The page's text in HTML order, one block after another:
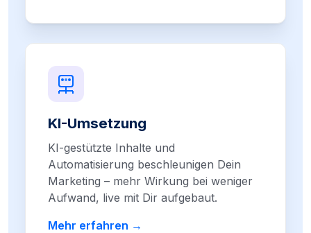
KI-Umsetzung
KI-gestützte Inhalte und
Automatisierung beschleunigen Dein
Marketing – mehr Wirkung bei weniger
Aufwand, live mit Dir aufgebaut.
Mehr erfahren →